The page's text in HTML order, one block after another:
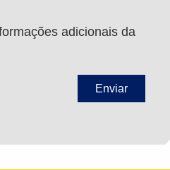
adicionais da